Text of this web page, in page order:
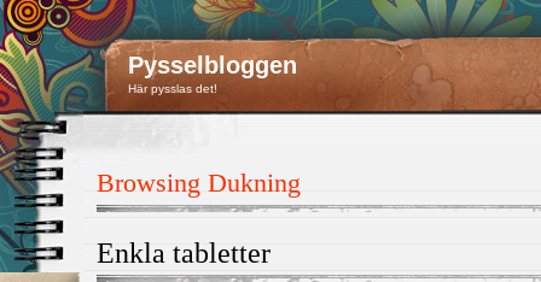
Pysselbloggen
Här pysslas det!
Browsing Dukning
Enkla tabletter